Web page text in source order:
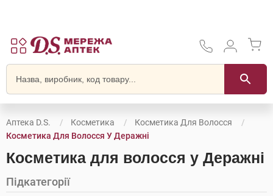
Аптека D.S. Косметика
Косметика Для Волосся
Косметика Для Волосся У Деражні
Косметика для волосся у Деражні
Підкатегорії